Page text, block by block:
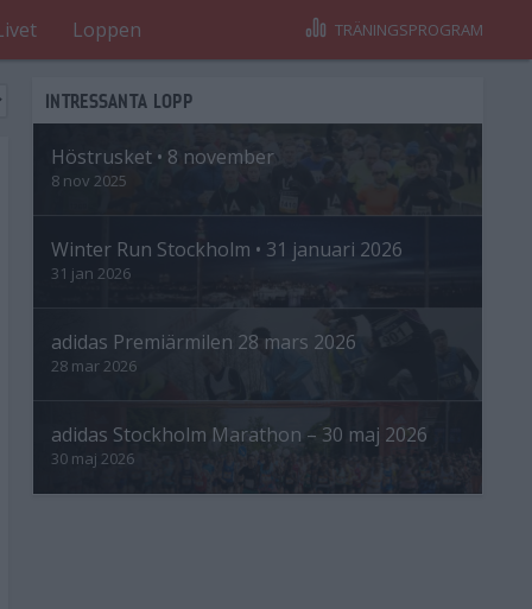
Loppen TRÄNINGSPROGRAM
INTRESSANTA LOPP
Höstrusket • 8 november
8 nov 2025
Winter Run Stockholm • 31 januari 2026
31 jan 2026
adidas Premiärmilen 28 mars 2026
28 mar 2026
adidas Stockholm Marathon – 30 maj 2026
30 maj 2026